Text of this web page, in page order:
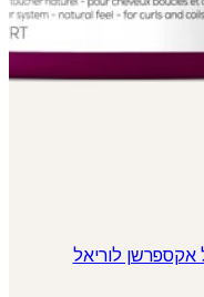
לוריאל